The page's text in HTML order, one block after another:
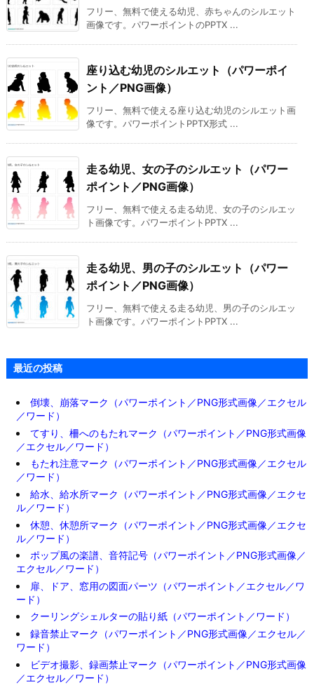
フリー、無料で使える幼児、赤ちゃんのシルエット
画像です。パワーポイントのPPTX ...
座り込む幼児のシルエット（パワーポイ
ント／PNG画像）
フリー、無料で使える座り込む幼児のシルエット画
像です。パワーポイントPPTX形式 ...
走る幼児、女の子のシルエット（パワー
ポイント／PNG画像）
フリー、無料で使える走る幼児、女の子のシルエッ
ト画像です。パワーポイントPPTX ...
走る幼児、男の子のシルエット（パワー
ポイント／PNG画像）
フリー、無料で使える走る幼児、男の子のシルエッ
ト画像です。パワーポイントPPTX ...
最近の投稿
倒壊、崩落マーク（パワーポイント／PNG形式画像／エクセル
／ワード）
てすり、柵へのもたれマーク（パワーポイント／PNG形式画像
／エクセル／ワード）
もたれ注意マーク（パワーポイント／PNG形式画像／エクセル
／ワード）
給水、給水所マーク（パワーポイント／PNG形式画像／エクセ
ル／ワード）
休憩、休憩所マーク（パワーポイント／PNG形式画像／エクセ
ル／ワード）
ポップ風の楽譜、音符記号（パワーポイント／PNG形式画像／
エクセル／ワード）
扉、ドア、窓用の図面パーツ（パワーポイント／エクセル／ワ
ード）
クーリングシェルターの貼り紙（パワーポイント／ワード）
録音禁止マーク（パワーポイント／PNG形式画像／エクセル／
ワード）
ビデオ撮影、録画禁止マーク（パワーポイント／PNG形式画像
／エクセル／ワード）